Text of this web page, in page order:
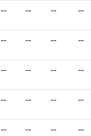
-- -- -- --
-- -- -- --
-- -- -- --
-- -- -- --
-- -- -- --